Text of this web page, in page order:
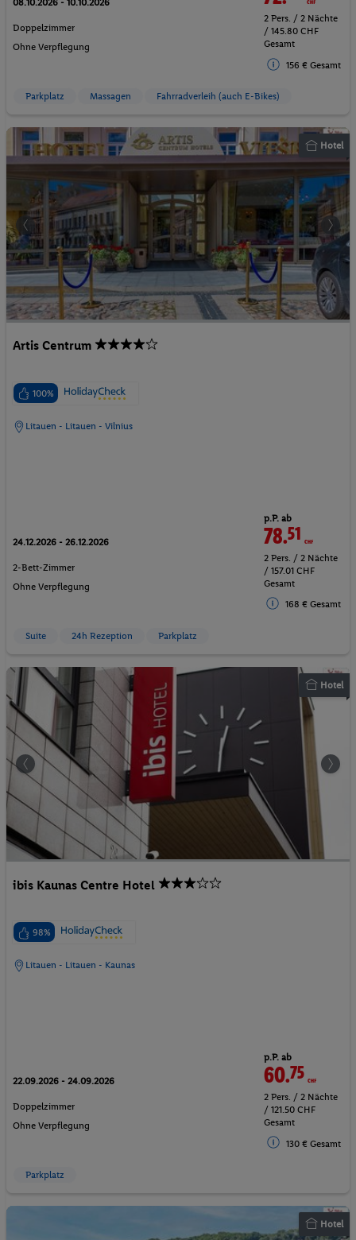
08.10.2026 - 10.10.2026
Doppelzimmer
Ohne Verpflegung
2 Pers. / 2 Nächte
/ 145.80 CHF
Gesamt
156 € Gesamt
Parkplatz Massagen Fahrradverleih (auch E-Bikes)
Hotel
Artis Centrum
100%
Litauen - Litauen - Vilnius
24.12.2026 - 26.12.2026
2-Bett-Zimmer
Ohne Verpflegung
p.P. ab
78.51 CHF
2 Pers. / 2 Nächte
/ 157.01 CHF
Gesamt
168 € Gesamt
Suite 24h Rezeption Parkplatz
Hotel
ibis Kaunas Centre Hotel
98%
Litauen - Litauen - Kaunas
22.09.2026 - 24.09.2026
Doppelzimmer
Ohne Verpflegung
p.P. ab
60.75CHF
2 Pers. / 2 Nächte
/ 121.50 CHF
Gesamt
130 € Gesamt
Parkplatz
Hotel